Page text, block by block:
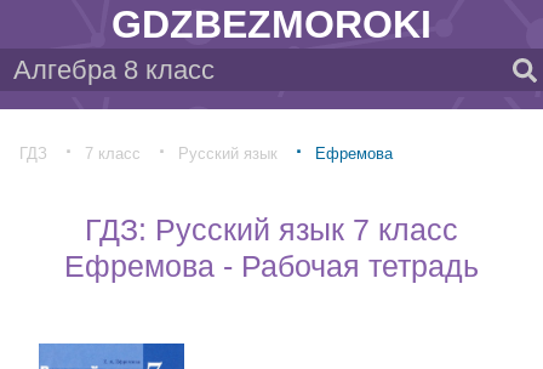
GDZBEZMOROKI
ГДЗ 7 класс Русский язык Ефремова
ГДЗ: Русский язык 7 класс
Ефремова - Рабочая тетрадь